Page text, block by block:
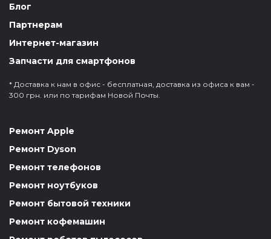
Блог
Партнерам
Интернет-магазин
Запчасти для смартфонов
* Доставка к нам в офис - бесплатная, доставка из офиса к вам -
300 грн. или по тарифам Новой Почты.
Ремонт Apple
Ремонт Dyson
Ремонт телефонов
Ремонт ноутбуков
Ремонт бытовой техники
Ремонт кофемашин